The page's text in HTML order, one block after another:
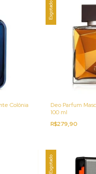
Colônia
Esgotado
Deo Parfum
100 ml
R$279,90
Esgotado